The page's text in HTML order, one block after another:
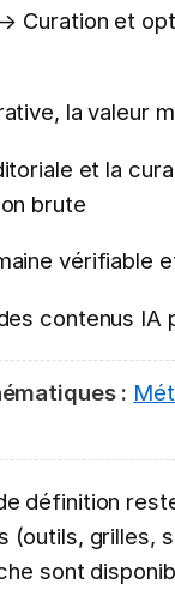
Curation et
la valeur
et la
brute
vérifiable
contenus IA
:
définition
(outils, grilles,
sont